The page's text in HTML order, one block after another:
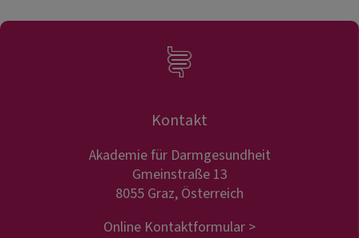
Kontakt
Akademie für Darmgesundheit
Gmeinstraße 13
8055 Graz, Österreich
Online Kontaktformular >